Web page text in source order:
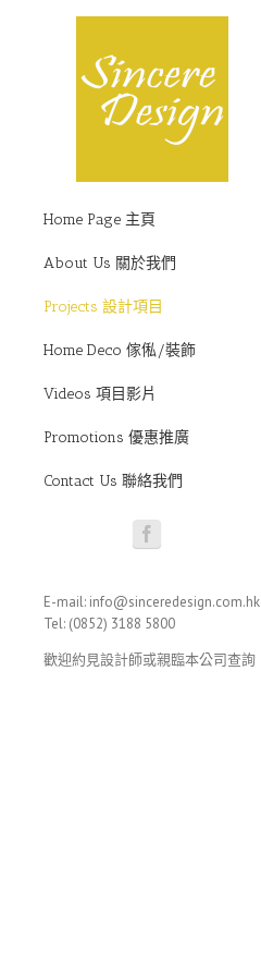
Home Page 主頁
About Us 關於我們
Projects 設計項目
Home Deco 傢俬/裝飾
Videos 項目影片
Promotions 優惠推廣
Contact Us 聯絡我們
E-mail: info@sinceredesign.com.hk
Tel: (0852) 3188 5800
歡迎約見設計師或親臨本公司查詢